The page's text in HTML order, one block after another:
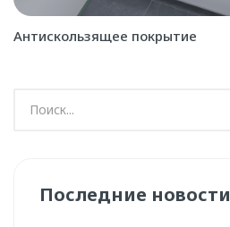
Антискользящее покрытие
Последние новости